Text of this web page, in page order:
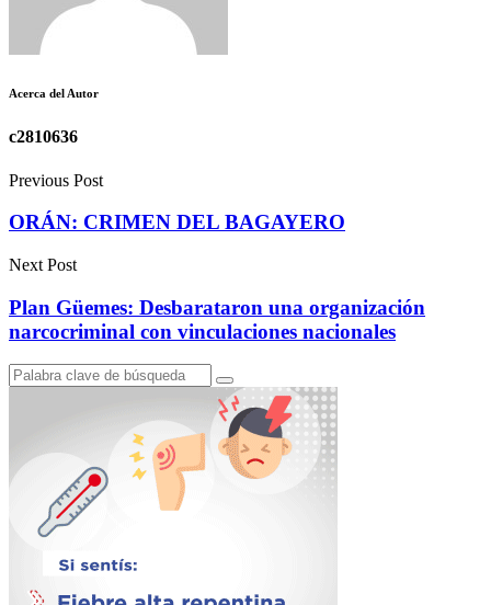
Acerca del Autor
c2810636
Previous Post
ORÁN: CRIMEN DEL BAGAYERO
Next Post
Plan Güemes: Desbarataron una organización
narcocriminal con vinculaciones nacionales